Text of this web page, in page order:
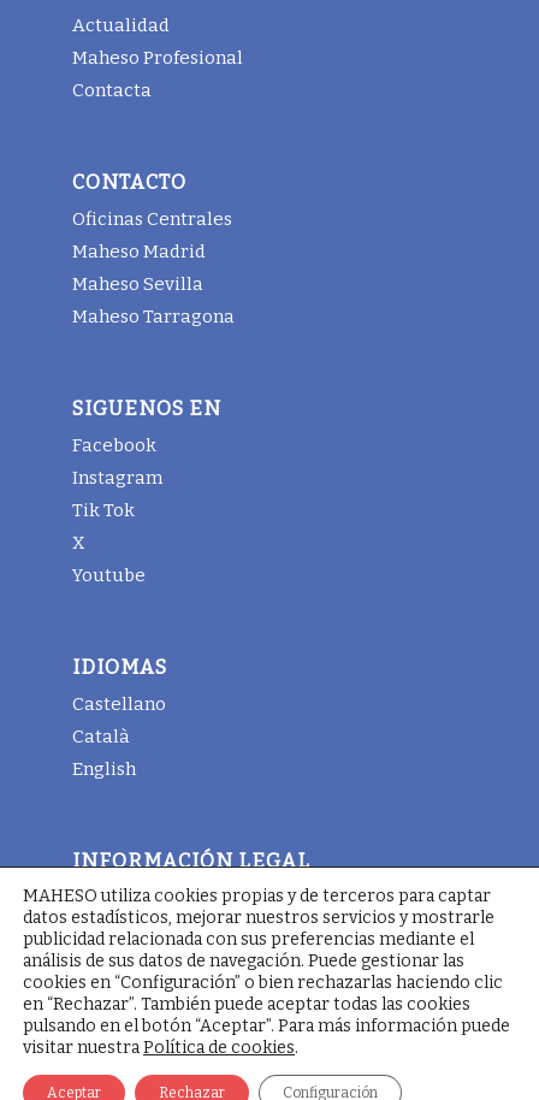
Actualidad
Maheso Profesional
Contacta
CONTACTO
Oficinas Centrales
Maheso Madrid
Maheso Sevilla
Maheso Tarragona
SIGUENOS EN
Facebook
Instagram
Tik Tok
X
Youtube
IDIOMAS
Castellano
Català
English
INFORMACIÓN LEGAL
Aviso legal
Términos y condiciones generales
Política de cookies
© Copyright - Maheso 2025 - Web designed by
Comunicación
MAHESO utiliza cookies propias y de terceros para captar
datos estadísticos, mejorar nuestros servicios y mostrarle
publicidad relacionada con sus preferencias mediante el
análisis de sus datos de navegación. Puede gestionar las
cookies en “Configuración” o bien rechazarlas haciendo clic
en “Rechazar”. También puede aceptar todas las cookies
pulsando en el botón “Aceptar”. Para más información puede
visitar nuestraPolítica de cookies.
Aceptar Rechazar Configuración